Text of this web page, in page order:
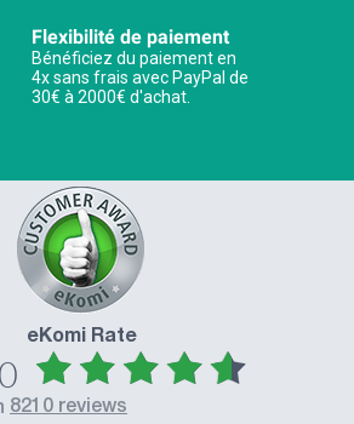
Flexibilité de paiement
Bénéficiez du paiement en
4x sans frais avec PayPal de
30€ à 2000€ d'achat.
eKomi Rate
8210 reviews